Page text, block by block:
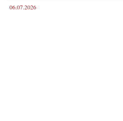
06.07.2026